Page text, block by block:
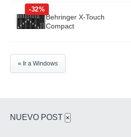
-32%
Behringer X-Touch
Compact
« Ir a Windows
NUEVO POST ×